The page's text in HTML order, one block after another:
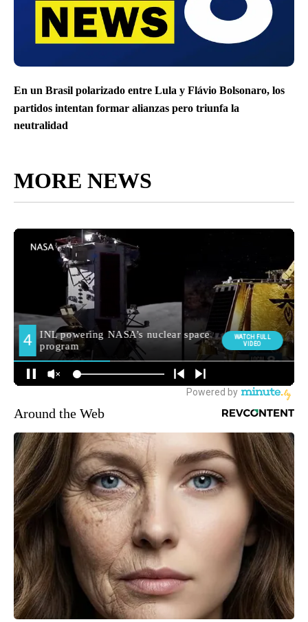
En un Brasil polarizado entre Lula y Flávio Bolsonaro, los
partidos intentan formar alianzas pero triunfa la
neutralidad
MORE NEWS
Around the Web